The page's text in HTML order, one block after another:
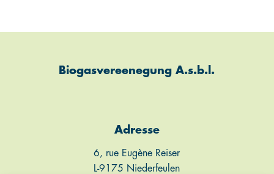
Biogasvereenegung A.s.b.l.
Adresse
6, rue Eugène Reiser
L-9175 Niederfeulen